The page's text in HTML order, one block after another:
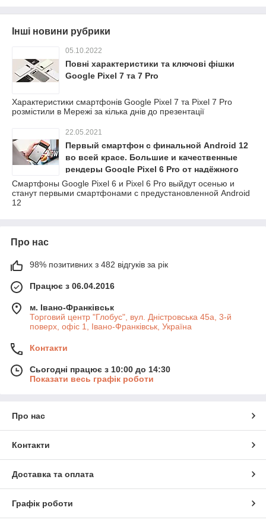
Інші новини рубрики
05.10.2022
Повні характеристики та ключові фішки
Google Pixel 7 та 7 Pro
Характеристики смартфонів Google Pixel 7 та Pixel 7 Pro
розмістили в Мережі за кілька днів до презентації
22.05.2021
Первый смартфон с финальной Android 12
во всей красе. Большие и качественные
рендеры Google Pixel 6 Pro от надёжного
источника
Смартфоны Google Pixel 6 и Pixel 6 Pro выйдут осенью и
станут первыми смартфонами с предустановленной Android
12
Про нас
98% позитивних з 482 відгуків за рік
Працює з 06.04.2016
м. Івано-Франківськ
Торговий центр "Глобус", вул. Дністровська 45а, 3-й
поверх, офіс 1, Івано-Франківськ, Україна
Контакти
Сьогодні працює з 10:00 до 14:30
Показати весь графік роботи
Про нас
Контакти
Доставка та оплата
Графік роботи